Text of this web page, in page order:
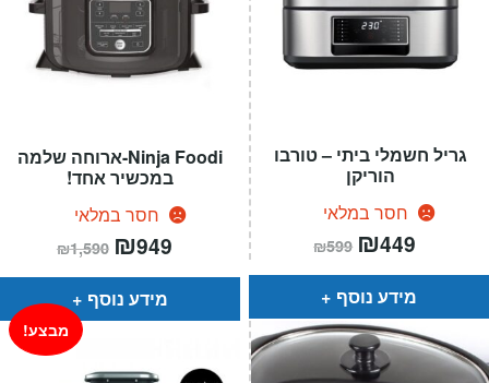
Ninja Foodi-ארוחה שלמה
במכשיר אחד!
חסר במלאי
₪1,590 המחיר
המקורי
היה:
₪949
הוא:
מידע נוסף
גריל חשמלי ביתי – טורבו
הוריקן
חסר במלאי
₪599 המחיר
המקורי
היה:
₪599.
₪449
הוא:
מידע נוסף
מבצע!